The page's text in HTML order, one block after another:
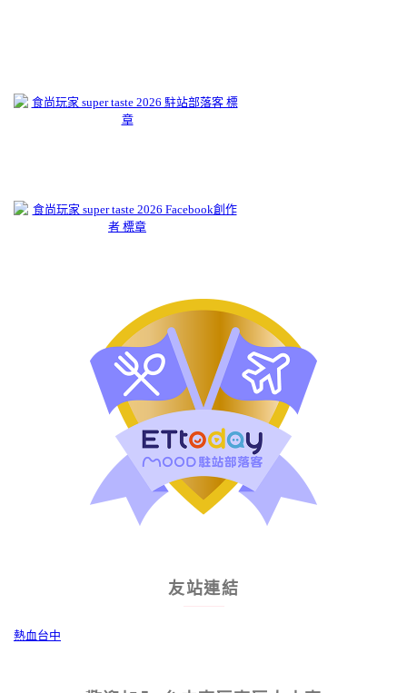
友站連結
熱血台中